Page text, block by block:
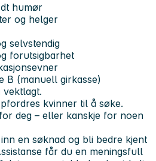
humør
og helger
selvstendig
forutsigbarhet
B (manuell girkasse)
vektlagt.
kvinner til å søke.
deg – eller kanskje for noen
en søknad og bli bedre kjent
får du en meningsfull